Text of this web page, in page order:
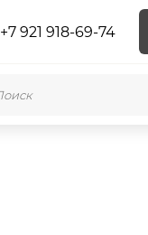
+7 921 918-69-74